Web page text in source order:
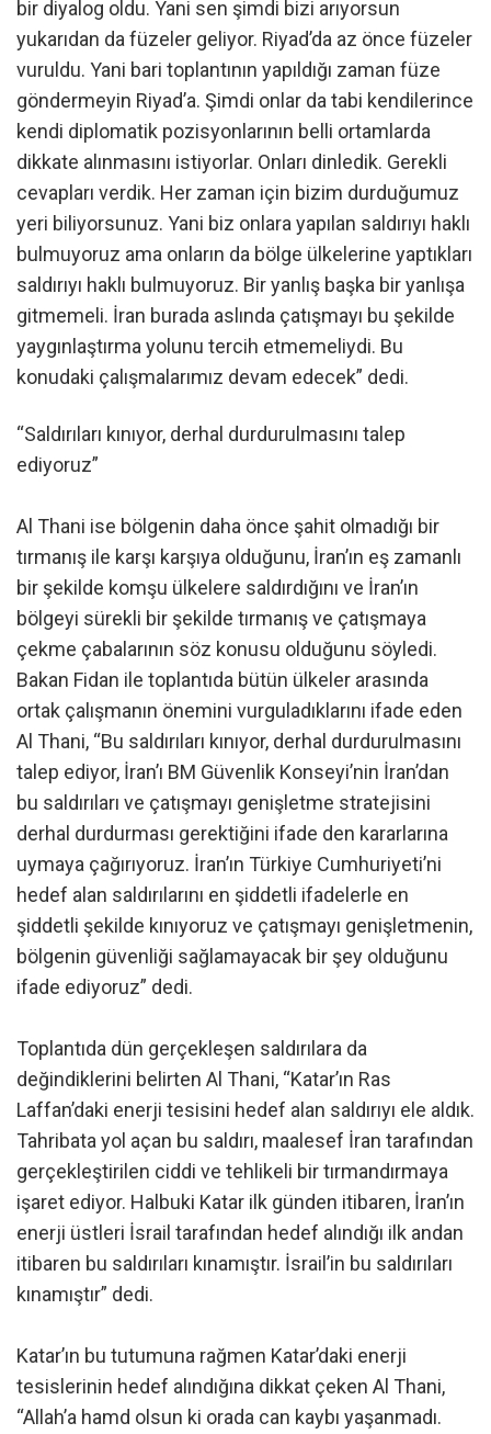
bir diyalog oldu. Yani sen şimdi bizi arıyorsun
yukarıdan da füzeler geliyor. Riyad’da az önce füzeler
vuruldu. Yani bari toplantının yapıldığı zaman füze
göndermeyin Riyad’a. Şimdi onlar da tabi kendilerince
kendi diplomatik pozisyonlarının belli ortamlarda
dikkate alınmasını istiyorlar. Onları dinledik. Gerekli
cevapları verdik. Her zaman için bizim durduğumuz
yeri biliyorsunuz. Yani biz onlara yapılan saldırıyı haklı
bulmuyoruz ama onların da bölge ülkelerine yaptıkları
saldırıyı haklı bulmuyoruz. Bir yanlış başka bir yanlışa
gitmemeli. İran burada aslında çatışmayı bu şekilde
yaygınlaştırma yolunu tercih etmemeliydi. Bu
konudaki çalışmalarımız devam edecek” dedi.
“Saldırıları kınıyor, derhal durdurulmasını talep
ediyoruz”
Al Thani ise bölgenin daha önce şahit olmadığı bir
tırmanış ile karşı karşıya olduğunu, İran’ın eş zamanlı
bir şekilde komşu ülkelere saldırdığını ve İran’ın
bölgeyi sürekli bir şekilde tırmanış ve çatışmaya
çekme çabalarının söz konusu olduğunu söyledi.
Bakan Fidan ile toplantıda bütün ülkeler arasında
ortak çalışmanın önemini vurguladıklarını ifade eden
Al Thani, “Bu saldırıları kınıyor, derhal durdurulmasını
talep ediyor, İran’ı BM Güvenlik Konseyi’nin İran’dan
bu saldırıları ve çatışmayı genişletme stratejisini
derhal durdurması gerektiğini ifade den kararlarına
uymaya çağırıyoruz. İran’ın Türkiye Cumhuriyeti’ni
hedef alan saldırılarını en şiddetli ifadelerle en
şiddetli şekilde kınıyoruz ve çatışmayı genişletmenin,
bölgenin güvenliği sağlamayacak bir şey olduğunu
ifade ediyoruz” dedi.
Toplantıda dün gerçekleşen saldırılara da
değindiklerini belirten Al Thani, “Katar’ın Ras
Laffan’daki enerji tesisini hedef alan saldırıyı ele aldık.
Tahribata yol açan bu saldırı, maalesef İran tarafından
gerçekleştirilen ciddi ve tehlikeli bir tırmandırmaya
işaret ediyor. Halbuki Katar ilk günden itibaren, İran’ın
enerji üstleri İsrail tarafından hedef alındığı ilk andan
itibaren bu saldırıları kınamıştır. İsrail’in bu saldırıları
kınamıştır” dedi.
Katar’ın bu tutumuna rağmen Katar’daki enerji
tesislerinin hedef alındığına dikkat çeken Al Thani,
“Allah’a hamd olsun ki orada can kaybı yaşanmadı.